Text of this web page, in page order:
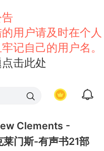
用户请及时在个人
记自己的用户名。
击此处
Clements -
门斯-有声书21部